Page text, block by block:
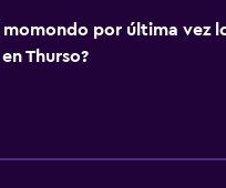
por última vez
Thurso?